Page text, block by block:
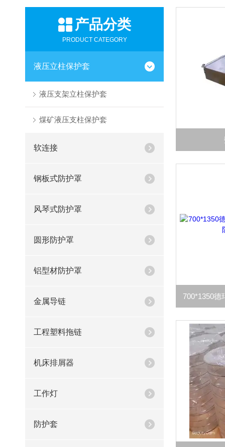
产品分类
PRODUCT CATEGORY
液压立柱保护套
液压支架立柱保护套
煤矿液压支柱保护套
软连接
钢板式防护罩
风琴式防护罩
圆形防护罩
铝型材防护罩
金属导链
工程塑料拖链
机床排屑器
工作灯
防护套